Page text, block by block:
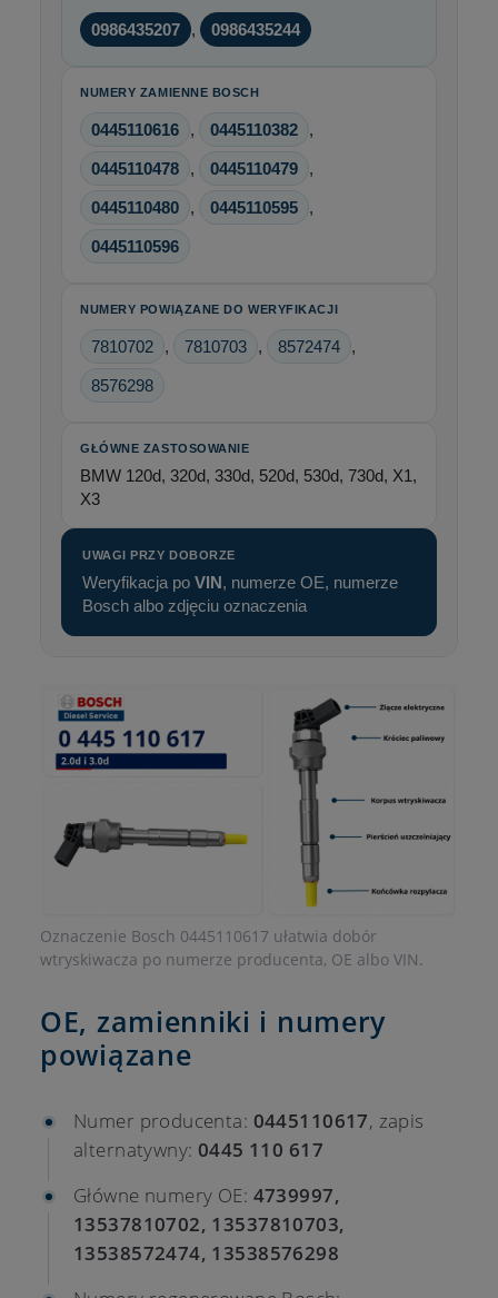
0986435207 , 0986435244
NUMERY ZAMIENNE BOSCH
0445110616 , 0445110382 ,
0445110478 , 0445110479 ,
0445110480 , 0445110595 ,
0445110596
NUMERY POWIĄZANE DO WERYFIKACJI
7810702 , 7810703 , 8572474 ,
8576298
GŁÓWNE ZASTOSOWANIE
BMW 120d, 320d, 330d, 520d, 530d, 730d, X1,
X3
UWAGI PRZY DOBORZE
Weryfikacja po VIN, numerze OE, numerze
Bosch albo zdjęciu oznaczenia
Oznaczenie Bosch 0445110617 ułatwia dobór
wtryskiwacza po numerze producenta, OE albo VIN.
OE, zamienniki i numery
powiązane
Numer producenta: 0445110617, zapis
alternatywny: 0445 110 617
Główne numery OE: 4739997,
13537810702, 13537810703,
13538572474, 13538576298